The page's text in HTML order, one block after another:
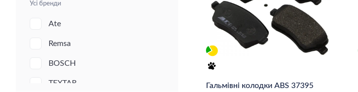
Усі бренди
Ate
Remsa
BOSCH
TEXTAR Гальмівні колодки ABS 37395